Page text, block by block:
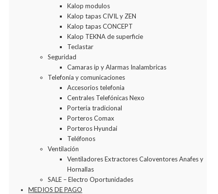
Kalop modulos
Kalop tapas CIVIL y ZEN
Kalop tapas CONCEPT
Kalop TEKNA de superficie
Teclastar
Seguridad
Camaras ip y Alarmas Inalambricas
Telefonía y comunicaciones
Accesorios telefonia
Centrales Telefónicas Nexo
Porteria tradicional
Porteros Comax
Porteros Hyundai
Teléfonos
Ventilación
Ventiladores Extractores Caloventores Anafes y
Hornallas
SALE – Electro Oportunidades
MEDIOS DE PAGO